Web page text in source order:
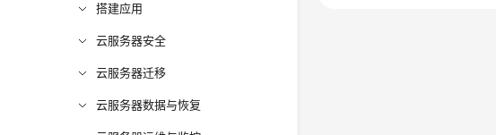
搭建应用
云服务器安全
云服务器迁移
云服务器数据与恢复